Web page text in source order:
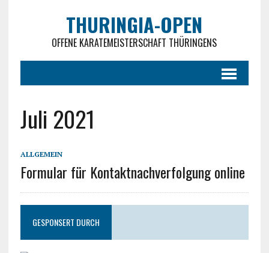
THURINGIA-OPEN
OFFENE KARATEMEISTERSCHAFT THÜRINGENS
Juli 2021
ALLGEMEIN
Formular für Kontaktnachverfolgung online
GESPONSERT DURCH